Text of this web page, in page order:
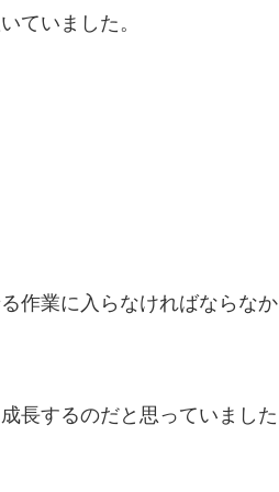
ていました。
業に入らなければならなか
するのだと思っていました